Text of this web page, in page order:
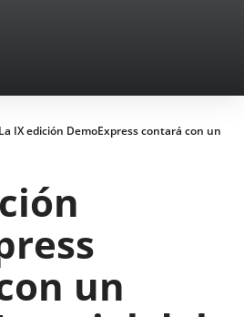
La IX edición DemoExpress contará con un
un